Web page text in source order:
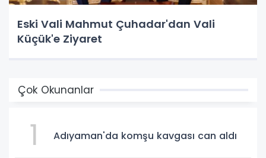
Eski Vali Mahmut Çuhadar'dan Vali
Küçük'e Ziyaret
Çok Okunanlar
1 Adıyaman'da komşu kavgası can aldı